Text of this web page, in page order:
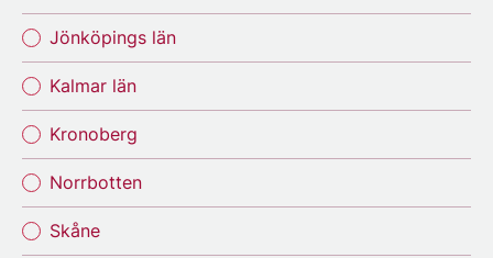
Jönköpings län
Kalmar län
Kronoberg
Norrbotten
Skåne